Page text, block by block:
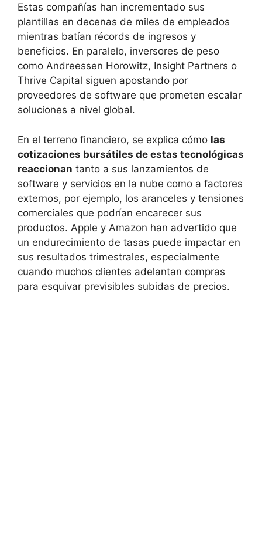
Estas compañías han incrementado sus
plantillas en decenas de miles de empleados
mientras batían récords de ingresos y
beneficios. En paralelo, inversores de peso
como Andreessen Horowitz, Insight Partners o
Thrive Capital siguen apostando por
proveedores de software que prometen escalar
soluciones a nivel global.
En el terreno financiero, se explica cómo las
cotizaciones bursátiles de estas tecnológicas
reaccionan tanto a sus lanzamientos de
software y servicios en la nube como a factores
externos, por ejemplo, los aranceles y tensiones
comerciales que podrían encarecer sus
productos. Apple y Amazon han advertido que
un endurecimiento de tasas puede impactar en
sus resultados trimestrales, especialmente
cuando muchos clientes adelantan compras
para esquivar previsibles subidas de precios.